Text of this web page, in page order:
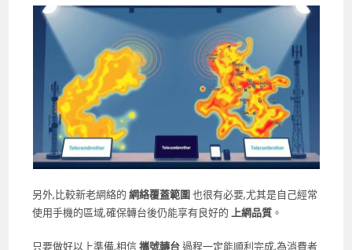
另外,比較新老網絡的網絡覆蓋範圍也很有必要,尤其是自己經常
使用手機的區域,確保轉台後仍能享有良好的上網品質 。
只要做好以上準備,相信攜號轉台過程一定能順利完成,為消費者